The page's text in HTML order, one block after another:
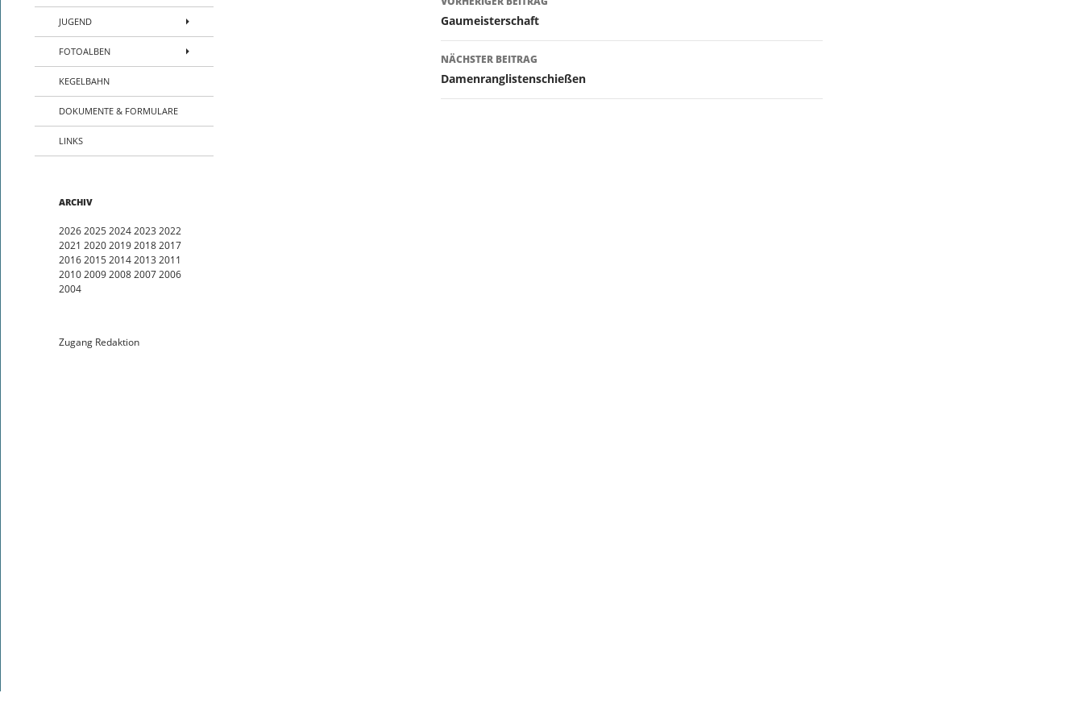
Gaumeisterschaft
NÄCHSTER BEITRAG
Damenranglistenschießen
JUGEND
FOTOALBEN
KEGELBAHN
DOKUMENTE & FORMULARE
LINKS
ARCHIV
2026 2025 2024 2023 2022
2021 2020 2019 2018 2017
2016 2015 2014 2013 2011
2010 2009 2008 2007 2006
2004
Zugang Redaktion